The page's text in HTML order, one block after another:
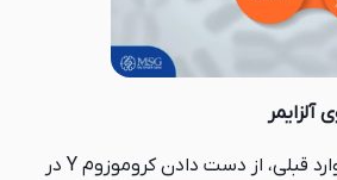
علاوه بر اینکه مانند موارد قبلی، از دست دادن کروموزوم Y در